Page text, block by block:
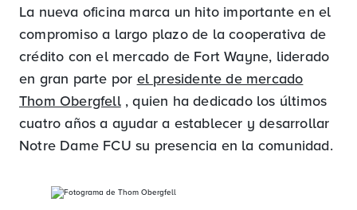
La nueva oficina marca un hito importante en el
compromiso a largo plazo de la cooperativa de
crédito con el mercado de Fort Wayne, liderado
en gran parte por el presidente de mercado
Thom Obergfell, quien ha dedicado los últimos
cuatro años a ayudar a establecer y desarrollar
Notre Dame FCU su presencia en la comunidad.